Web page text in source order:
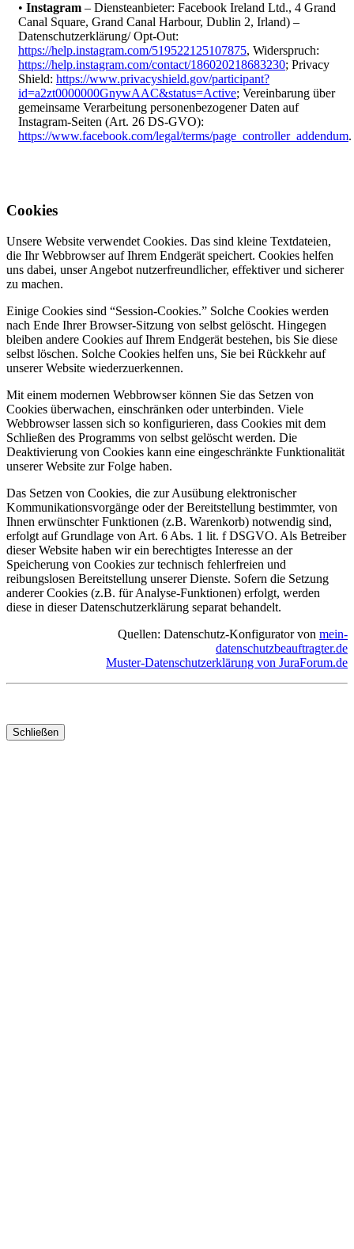
• Instagram – Diensteanbieter: Facebook Ireland Ltd., 4 Grand
Canal Square, Grand Canal Harbour, Dublin 2, Irland) –
Datenschutzerklärung/ Opt-Out:
https://help.instagram.com/519522125107875, Widerspruch:
https://help.instagram.com/contact/186020218683230; Privacy
Shield: https://www.privacyshield.gov/participant?
id=a2zt0000000GnywAAC&status=Active; Vereinbarung über
gemeinsame Verarbeitung personenbezogener Daten auf
Instagram-Seiten (Art. 26 DS-GVO):
https://www.facebook.com/legal/terms/page_controller_addendum.
Cookies
Unsere Website verwendet Cookies. Das sind kleine Textdateien,
die Ihr Webbrowser auf Ihrem Endgerät speichert. Cookies helfen
uns dabei, unser Angebot nutzerfreundlicher, effektiver und sicherer
zu machen.
Einige Cookies sind “Session-Cookies.” Solche Cookies werden
nach Ende Ihrer Browser-Sitzung von selbst gelöscht. Hingegen
bleiben andere Cookies auf Ihrem Endgerät bestehen, bis Sie diese
selbst löschen. Solche Cookies helfen uns, Sie bei Rückkehr auf
unserer Website wiederzuerkennen.
Mit einem modernen Webbrowser können Sie das Setzen von
Cookies überwachen, einschränken oder unterbinden. Viele
Webbrowser lassen sich so konfigurieren, dass Cookies mit dem
Schließen des Programms von selbst gelöscht werden. Die
Deaktivierung von Cookies kann eine eingeschränkte Funktionalität
unserer Website zur Folge haben.
Das Setzen von Cookies, die zur Ausübung elektronischer
Kommunikationsvorgänge oder der Bereitstellung bestimmter, von
Ihnen erwünschter Funktionen (z.B. Warenkorb) notwendig sind,
erfolgt auf Grundlage von Art. 6 Abs. 1 lit. f DSGVO. Als Betreiber
dieser Website haben wir ein berechtigtes Interesse an der
Speicherung von Cookies zur technisch fehlerfreien und
reibungslosen Bereitstellung unserer Dienste. Sofern die Setzung
anderer Cookies (z.B. für Analyse-Funktionen) erfolgt, werden
diese in dieser Datenschutzerklärung separat behandelt.
Quellen: Datenschutz-Konfigurator von mein-
datenschutzbeauftragter.de
Muster-Datenschutzerklärung von JuraForum.de
Schließen